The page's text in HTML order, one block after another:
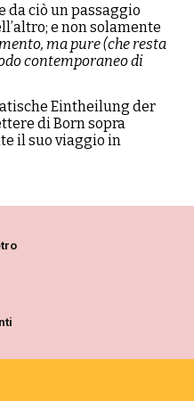
da ciò un passaggio
e non solamente
ma pure (che resta
contemporaneo di
Eintheilung der
di Born sopra
il suo viaggio in